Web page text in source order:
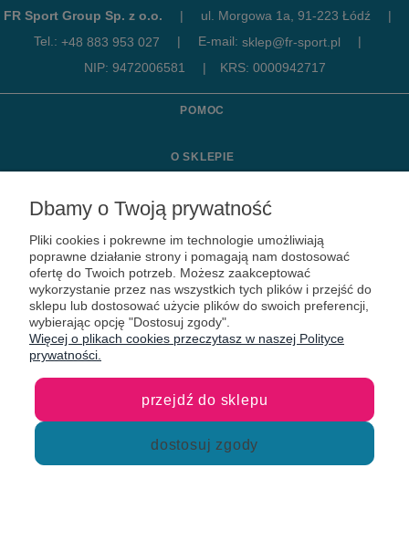
FR Sport Group Sp. z o.o. | ul. Morgowa 1a, 91-223 Łódź
|
Tel.: +48 883 953 027 | E-mail: sklep@fr-sport.pl
|
NIP: 9472006581
| KRS: 0000942717
POMOC
O SKLEPIE
MOJE KONTO
KONTAKT
Dbamy o Twoją prywatność
Pliki cookies i pokrewne im technologie umożliwiają
poprawne działanie strony i pomagają nam dostosować
ofertę do Twoich potrzeb. Możesz zaakceptować
wykorzystanie przez nas wszystkich tych plików i przejść do
sklepu lub dostosować użycie plików do swoich preferencji,
wybierając opcję "Dostosuj zgody".
Więcej o plikach cookies przeczytasz w naszej Polityce
prywatności.
przejdź do sklepu
dostosuj zgody